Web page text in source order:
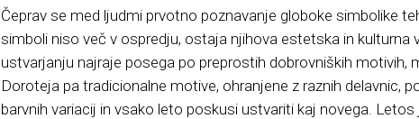
Čeprav se med ljudmi prvotno poznavanje globoke simbolike
simboli niso več v ospredju, ostaja njihova estetska in kulturna
ustvarjanju najraje posega po preprostih dobrovniških motivih,
Doroteja pa tradicionalne motive, ohranjene z raznih delavnic,
barvnih variacij in vsako leto poskusi ustvariti kaj novega.